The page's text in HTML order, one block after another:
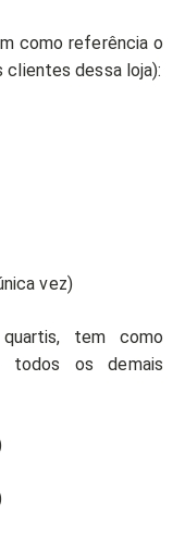
como referência o
dessa loja):
vez)
tem como
todos os demais